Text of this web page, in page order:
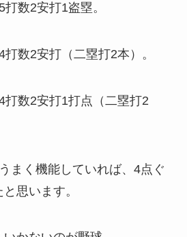
打数2安打1盗塁。
打数2安打（二塁打2本）。
打数2安打1打点（二塁打2
まく機能していれば、4点ぐ
思います。